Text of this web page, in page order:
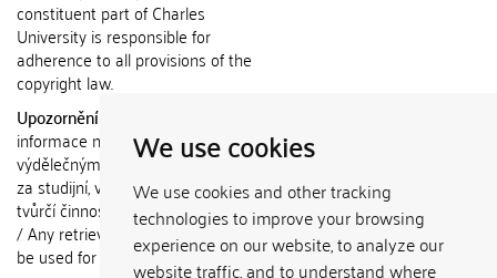
We use cookies
We use cookies and other tracking
technologies to improve your browsing
experience on our website, to analyze our
website traffic, and to understand where
constituent part of Charles
University is responsible for
adherence to all provisions of the
copyright law.
Upozornění / Notice:
informace nemohou být použity k
výdělečným účelům nebo vydávány
za studijní, vědeckou nebo jinou
tvůrčí činnost jiné osoby než autora.
/ Any retrieved information shall not
be used for any commercial